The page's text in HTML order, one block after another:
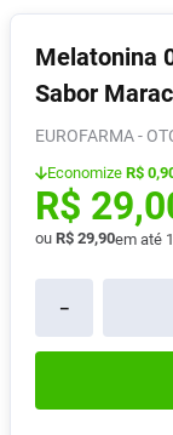
Melatonina
Sabor
EUROFARMA -
Economize R$
R$ 29,
ou R$ 29,90em até 1
－
5º Fralda G
6º
7º
8º
9º Pampers
10 º Lavitan